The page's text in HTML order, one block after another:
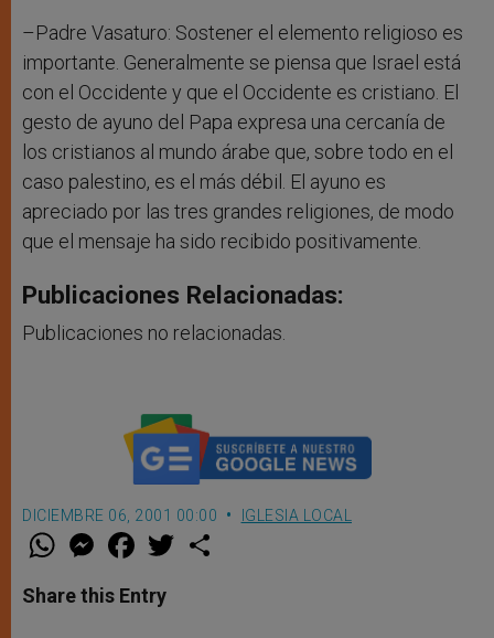
–Padre Vasaturo: Sostener el elemento religioso es
importante. Generalmente se piensa que Israel está
con el Occidente y que el Occidente es cristiano. El
gesto de ayuno del Papa expresa una cercanía de
los cristianos al mundo árabe que, sobre todo en el
caso palestino, es el más débil. El ayuno es
apreciado por las tres grandes religiones, de modo
que el mensaje ha sido recibido positivamente.
Publicaciones Relacionadas:
Publicaciones no relacionadas.
DICIEMBRE 06, 2001 00:00 IGLESIA LOCAL
W
t
s
M
e
s
e
F
a
e
b
w
Share this Entry